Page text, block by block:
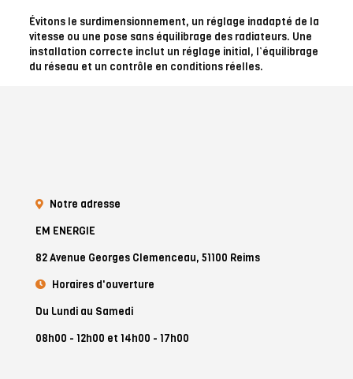
Évitons le surdimensionnement, un réglage inadapté de la
vitesse ou une pose sans équilibrage des radiateurs. Une
installation correcte inclut un réglage initial, l’équilibrage
du réseau et un contrôle en conditions réelles.
Notre adresse
EM ENERGIE
82 Avenue Georges Clemenceau, 51100 Reims
Horaires d'ouverture
Du Lundi au Samedi
08h00 - 12h00 et 14h00 - 17h00